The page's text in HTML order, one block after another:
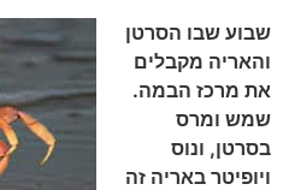
שבוע שבו הסרטן
והאריה מקבלים
את מרכז הבמה.
שמש ומרס
בסרטן, ונוס
ויופיטר באריה זה